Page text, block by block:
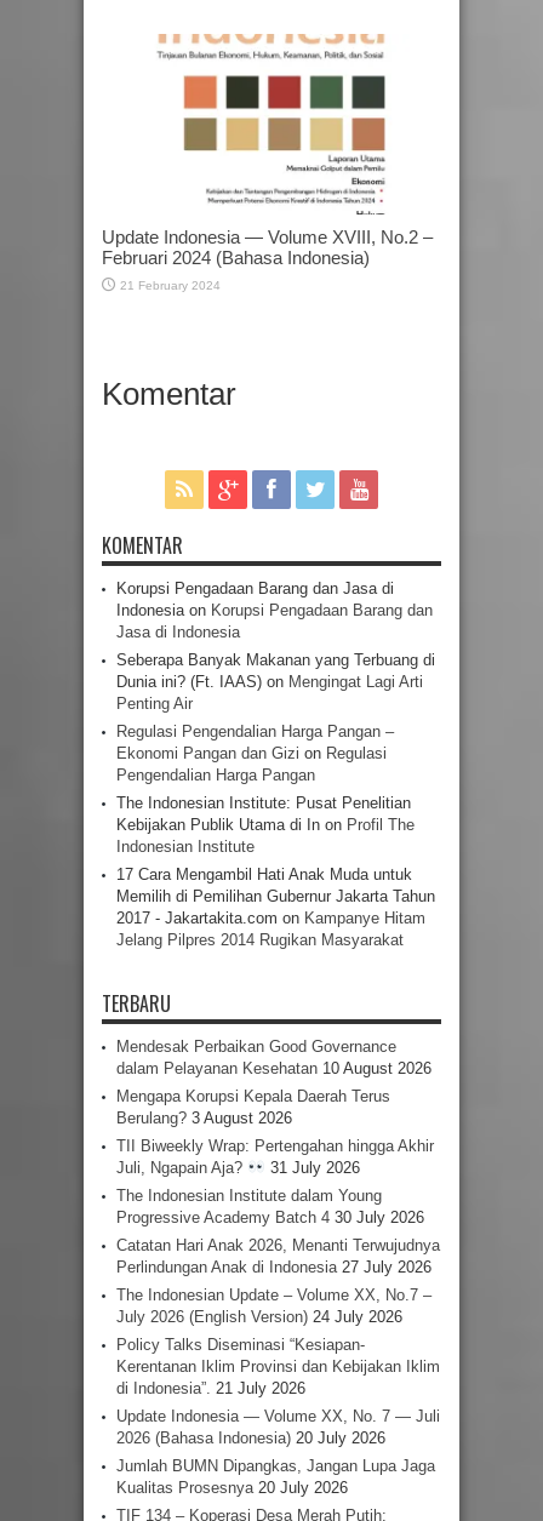
Update Indonesia — Volume XVIII, No.2 –
Februari 2024 (Bahasa Indonesia)
21 February 2024
Komentar
KOMENTAR
Korupsi Pengadaan Barang dan Jasa di
Indonesiaon Korupsi Pengadaan Barang dan
Jasa di Indonesia
Seberapa Banyak Makanan yang Terbuang di
Dunia ini? (Ft. IAAS) on Mengingat Lagi Arti
Penting Air
Regulasi Pengendalian Harga Pangan –
Ekonomi Pangan dan Gizi on Regulasi
Pengendalian Harga Pangan
The Indonesian Institute: Pusat Penelitian
Kebijakan Publik Utama di In on Profil The
Indonesian Institute
17 Cara Mengambil Hati Anak Muda untuk
Memilih di Pemilihan Gubernur Jakarta Tahun
2017 - Jakartakita.com on Kampanye Hitam
Jelang Pilpres 2014 Rugikan Masyarakat
TERBARU
Mendesak Perbaikan Good Governance
dalam Pelayanan Kesehatan 10 August 2026
Mengapa Korupsi Kepala Daerah Terus
Berulang? 3 August 2026
TII Biweekly Wrap: Pertengahan hingga Akhir
Juli, Ngapain Aja?
31 July 2026
The Indonesian Institute dalam Young
Progressive Academy Batch 4 30 July 2026
Catatan Hari Anak 2026, Menanti Terwujudnya
Perlindungan Anak di Indonesia 27 July 2026
The Indonesian Update – Volume XX, No.7 –
July 2026 (English Version) 24 July 2026
Policy Talks Diseminasi “Kesiapan-
Kerentanan Iklim Provinsi dan Kebijakan Iklim
di Indonesia”. 21 July 2026
Update Indonesia — Volume XX, No. 7 — Juli
2026 (Bahasa Indonesia) 20 July 2026
Jumlah BUMN Dipangkas, Jangan Lupa Jaga
Kualitas Prosesnya 20 July 2026
TIF 134 – Koperasi Desa Merah Putih: